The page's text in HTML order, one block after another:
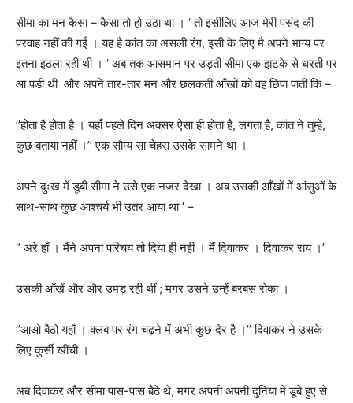
सीमा का मन कैसा – कैसा तो हो उठा था । ‘ तो इसीलिए आज मेरी पसंद की
परवाह नहीं की गई । यह है कांत का असली रंग,इसी के लिए मै अपने भाग्य पर
इतना इठला रही थी । ‘ अब तक आसमान पर उड़ती सीमा एक झटके से धरती पर
आ पडी थी और अपने तार-तार मन और छलकती आँखों को वह छिपा पाती कि –
’’होता है होता है । यहाँ पहले दिन अक्सर ऐसा ही होता है,लगता है,कांत ने तुम्हें,
कुछ बताया नहीं ।’’एक सौम्य सा चेहरा उसके सामने था ।
अपने दुःख में डूबी सीमा ने उसे एक नजर देखा । अब उसकी आँखों में आंसुओं के
साथ-साथ कुछ आश्चर्य भी उतर आया था’ –
“ अरे हाँ । मैंने अपना परिचय तो दिया ही नहीं । मैं दिवाकर । दिवाकर राय ।’
उसकी आँखें और और उमड़ रही थीं ; मगर उसने उन्हें बरबस रोका ।
’’आओ बैठो यहाँ । क्लब पर रंग चढ़ने में अभी कुछ देर है ।’’दिवाकर ने उसके
लिए कुर्सी खींची ।
अब दिवाकर और सीमा पास-पास बैठे थे,मगर अपनी अपनी दुनिया में डूबे हुए से